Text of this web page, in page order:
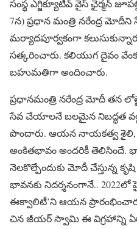
సంస్థ ఎగ్జిక్యూటివ్ వైస్ ఛైర్మన్
7న) ప్రధాన మంత్రి నరేంద్ర మోదీని
మర్యాదపూర్వకంగా
సత్కరించారు. కలియుగ దైవం
బహుమతిగా అందించారు.
ప్రధానమంత్రి నరేంద్ర మోదీ తన
సేవ చేయాలనే బలమైన నిబద్ధత వల్ల
పొందారు. ఆయన నాయకత్వ శైలి,
అంకితభావం అందరికీ
నెలకొల్పేందుకు మోదీ చేస్తున్న
భావనకు నిదర్శనంగానే..
ఈక్వాలిటీ’ని ఆయన
చిన జీయర్ స్వామి ఈ విగ్రహాన్ని